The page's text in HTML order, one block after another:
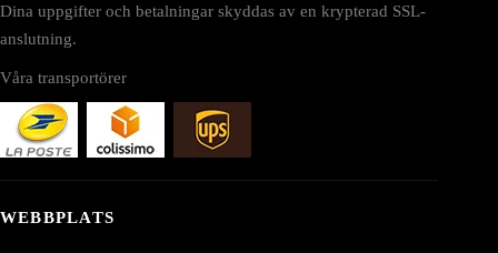
Dina uppgifter och betalningar skyddas av en krypterad SSL-
anslutning.
Våra transportörer
WEBBPLATS